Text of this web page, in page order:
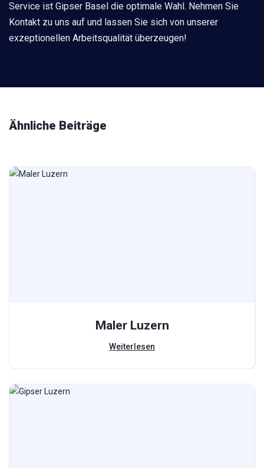
Service ist Gipser Basel die optimale Wahl. Nehmen Sie
Kontakt zu uns auf und lassen Sie sich von unserer
exzeptionellen Arbeitsqualität überzeugen!
Ähnliche Beiträge
Maler Luzern
Weiterlesen